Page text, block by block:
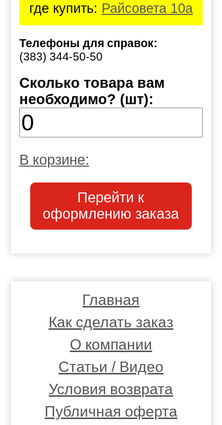
где купить: Райсовета 10а
Телефоны для справок:
(383) 344-50-50
Сколько товара вам
необходимо? (шт):
В корзине:
Перейти к
оформлению заказа
Главная
Как сделать заказ
О компании
Статьи / Видео
Условия возврата
Публичная оферта